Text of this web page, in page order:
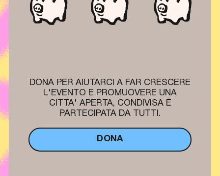
DONA PER AIUTARCI A FAR CRESCERE
L'EVENTO E PROMUOVERE UNA
CITTA' APERTA, CONDIVISA E
PARTECIPATA DA TUTTI.
DONA